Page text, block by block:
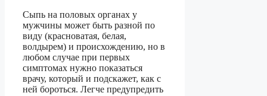
Сыпь на половых органах у
мужчины может быть разной по
виду (красноватая, белая,
волдырем) и происхождению, но в
любом случае при первых
симптомах нужно показаться
врачу, который и подскажет, как с
ней бороться. Легче предупредить